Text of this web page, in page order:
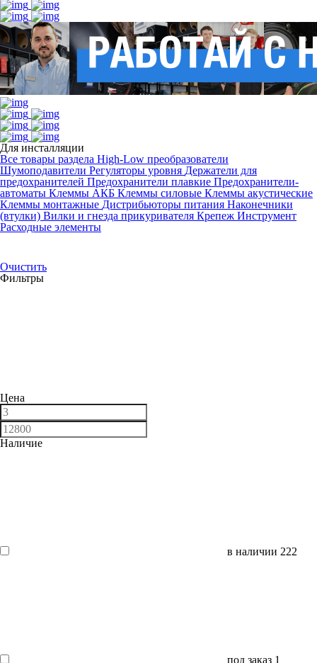
Для инсталляции
Все товары раздела High-Low преобразователи
Шумоподавители Регуляторы уровня Держатели для
предохранителей Предохранители плавкие Предохранители-
автоматы Клеммы АКБ Клеммы силовые Клеммы акустические
Клеммы монтажные Дистрибьюторы питания Наконечники
(втулки) Вилки и гнезда прикуривателя Крепеж Инструмент
Расходные элементы
Очистить
Фильтры
Цена
Наличие
в наличии 222
под заказ 1